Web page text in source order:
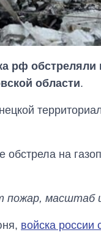
рф
области.
обстрела на
пожар, масштаб
войска россии